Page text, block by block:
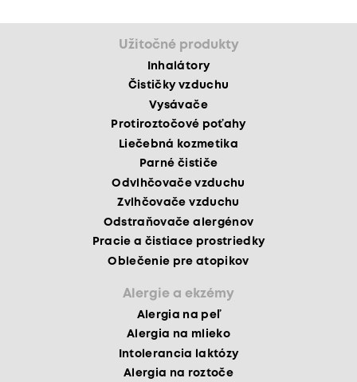
Užitočné produkty
Inhalátory
Čističky vzduchu
Vysávače
Protiroztočové poťahy
Liečebná kozmetika
Parné čističe
Odvlhčovače vzduchu
Zvlhčovače vzduchu
Odstraňovače alergénov
Pracie a čistiace prostriedky
Oblečenie pre atopikov
Alergie a ekzémy
Alergia na peľ
Alergia na mlieko
Intolerancia laktózy
Alergia na roztoče